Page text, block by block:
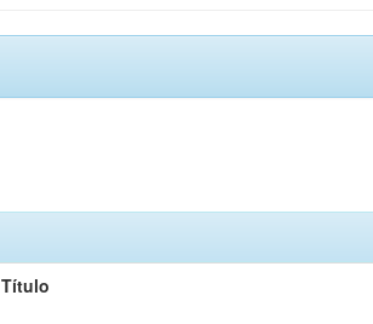
Título